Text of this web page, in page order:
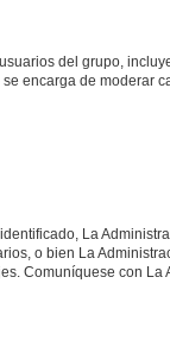
del grupo,
encarga de moderar
La
o bien La
Comuníquese con La